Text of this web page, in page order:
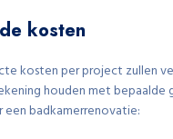
kosten
kosten per project zullen
houden met bepaalde
een badkamerrenovatie: